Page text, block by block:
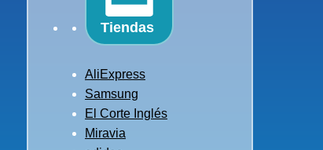
Tiendas
AliExpress
Samsung
El Corte Inglés
Miravia